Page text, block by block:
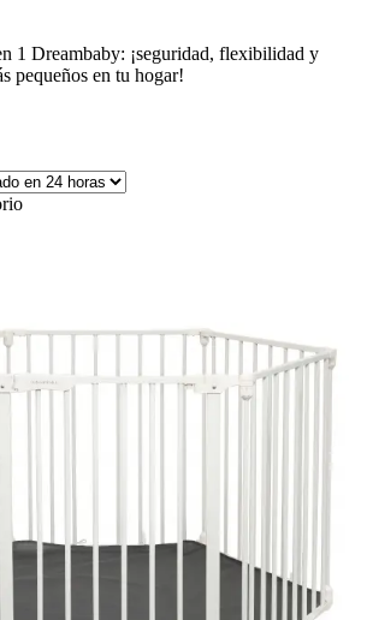
1 Dreambaby: ¡seguridad, flexibilidad y
pequeños en tu hogar!